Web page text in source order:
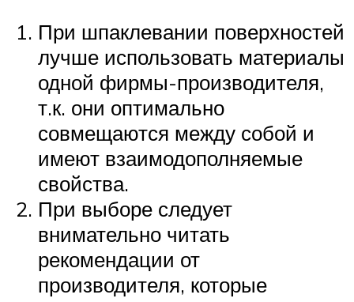
При шпаклевании поверхностей
лучше использовать материалы
одной фирмы-производителя,
т.к. они оптимально
совмещаются между собой и
имеют взаимодополняемые
свойства.
При выборе следует
внимательно читать
рекомендации от
производителя, которые